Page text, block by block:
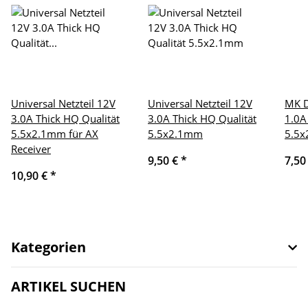
Universal Netzteil 12V
3.0A Thick HQ Qualität
5.5x2.1mm für AX
Receiver
10,90 €*
Universal Netzteil 12V
3.0A Thick HQ Qualität
5.5x2.1mm
9,50 €*
MK
Kategorien
ARTIKEL SUCHEN